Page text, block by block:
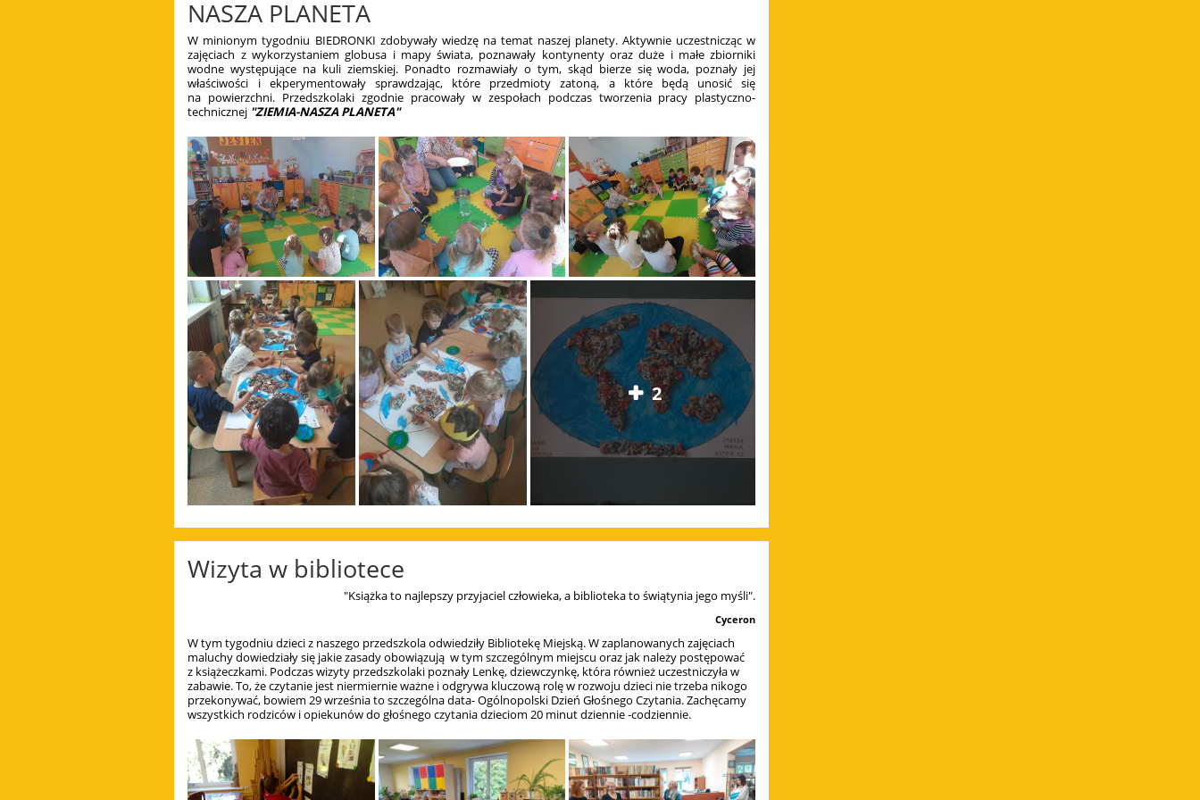
NASZA PLANETA
W minionym tygodniu BIEDRONKI zdobywały wiedzę na temat naszej planety. Aktywnie uczestnicząc w
zajęciach z wykorzystaniem globusa i mapy świata, poznawały kontynenty oraz duże i małe zbiorniki
wodne występujące na kuli ziemskiej. Ponadto rozmawiały o tym, skąd bierze się woda, poznały jej
właściwości i ekperymentowały sprawdzając, które przedmioty zatoną, a które będą unosić się
na powierzchni. Przedszkolaki zgodnie pracowały w zespołach podczas tworzenia pracy plastyczno-
technicznej "ZIEMIA-NASZA PLANETA"
2
Wizyta w bibliotece
"Książka to najlepszy przyjaciel człowieka, a biblioteka to świątynia jego myśli".
Cyceron
W tym tygodniu dzieci z naszego przedszkola odwiedziły Bibliotekę Miejską. W zaplanowanych zajęciach
maluchy dowiedziały się jakie zasady obowiązują w tym szczególnym miejscu oraz jak należy postępować
z książeczkami. Podczas wizyty przedszkolaki poznały Lenkę, dziewczynkę, która również uczestniczyła w
zabawie. To, że czytanie jest niermiernie ważne i odgrywa kluczową rolę w rozwoju dzieci nie trzeba nikogo
przekonywać, bowiem 29 września to szczególna data- Ogólnopolski Dzień Głośnego Czytania. Zachęcamy
wszystkich rodziców i opiekunów do głośnego czytania dzieciom 20 minut dziennie -codziennie.